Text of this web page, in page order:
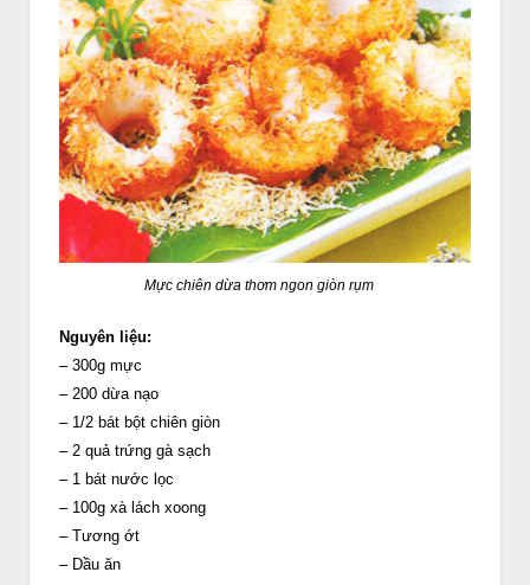
Mực chiên dừa thơm ngon giòn rụm
Nguyên liệu:
– 300g mực
– 200 dừa nạo
– 1/2 bát bột chiên giòn
– 2 quả trứng gà sạch
– 1 bát nước lọc
– 100g xà lách xoong
– Tương ớt
– Dầu ăn